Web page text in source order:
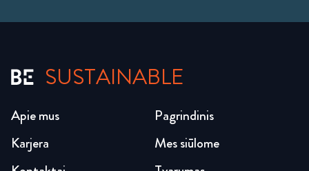
SUSTAINABLE
Pagrindinis
Mes siūlome
Karjera
Apie mus